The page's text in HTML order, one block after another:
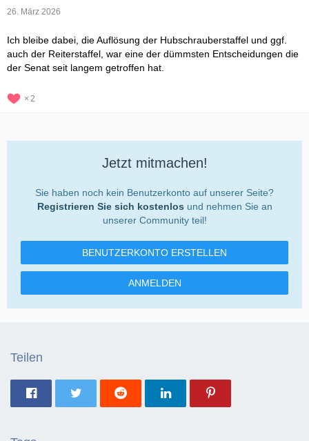
26. März 2026
Ich bleibe dabei, die Auflösung der Hubschrauberstaffel und ggf.
auch der Reiterstaffel, war eine der dümmsten Entscheidungen die
der Senat seit langem getroffen hat.
2
Jetzt mitmachen!
Sie haben noch kein Benutzerkonto auf unserer Seite?
Registrieren Sie sich kostenlos und nehmen Sie an
unserer Community teil!
BENUTZERKONTO ERSTELLEN
ANMELDEN
Teilen